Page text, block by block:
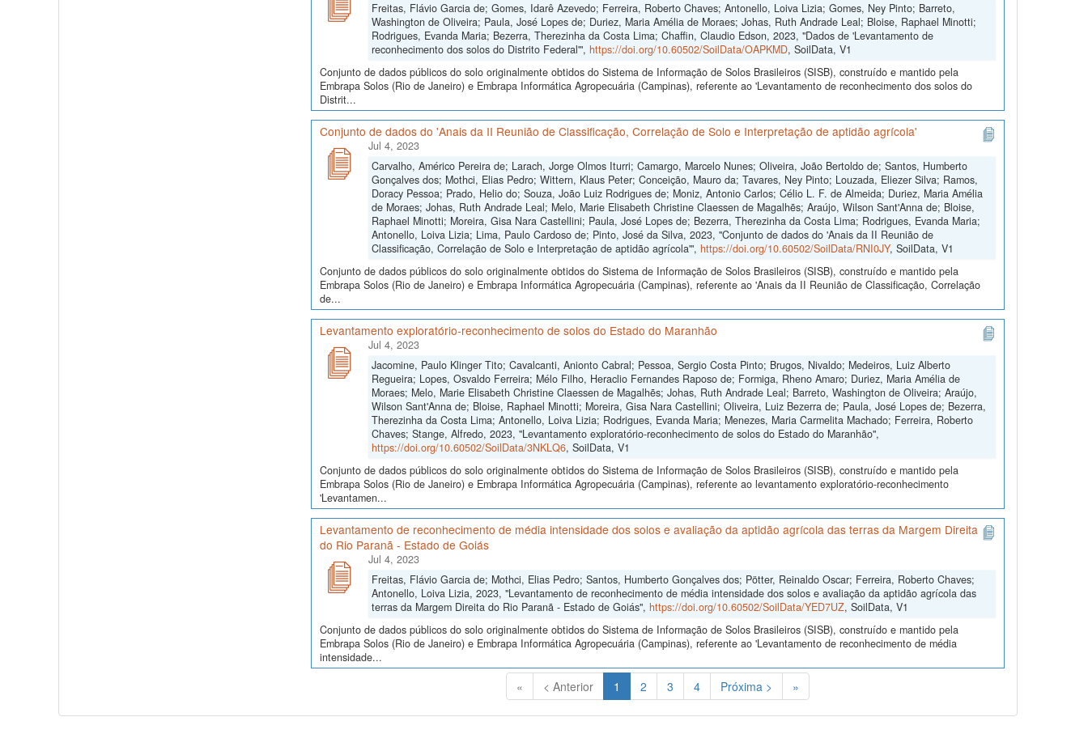
Freitas, Flávio Garcia de; Gomes, Idarê Azevedo; Ferreira, Roberto Chaves; Antonello, Loiva Lizia; Gomes, Ney Pinto; Barreto,
Washington de Oliveira; Paula, José Lopes de; Duriez, Maria Amélia de Moraes; Johas, Ruth Andrade Leal; Bloise, Raphael Minotti;
Rodrigues, Evanda Maria; Bezerra, Therezinha da Costa Lima; Chaffin, Claudio Edson, 2023, "Dados de 'Levantamento de
reconhecimento dos solos do Distrito Federal'", https://doi.org/10.60502/SoilData/OAPKMD, SoilData, V1
Conjunto de dados públicos do solo originalmente obtidos do Sistema de Informação de Solos Brasileiros (SISB), construído e mantido pela
Embrapa Solos (Rio de Janeiro) e Embrapa Informática Agropecuária (Campinas), referente ao 'Levantamento de reconhecimento dos solos do
Distrit...
Conjunto de dados do 'Anais da II Reunião de Classificação, Correlação de Solo e Interpretação de aptidão agrícola'
Jul 4, 2023
Carvalho, Américo Pereira de; Larach, Jorge Olmos Iturri; Camargo, Marcelo Nunes; Oliveira, João Bertoldo de; Santos, Humberto
Gonçalves dos; Mothci, Elias Pedro; Wittern, Klaus Peter; Conceição, Mauro da; Tavares, Ney Pinto; Louzada, Eliezer Silva; Ramos,
Doracy Pessoa; Prado, Helio do; Souza, João Luiz Rodrigues de; Moniz, Antonio Carlos; Célio L. F. de Almeida; Duriez, Maria Amélia
de Moraes; Johas, Ruth Andrade Leal; Melo, Marie Elisabeth Christine Claessen de Magalhẽs; Araújo, Wilson Sant'Anna de; Bloise,
Raphael Minotti; Moreira, Gisa Nara Castellini; Paula, José Lopes de; Bezerra, Therezinha da Costa Lima; Rodrigues, Evanda Maria;
Antonello, Loiva Lizia; Lima, Paulo Cardoso de; Pinto, José da Silva, 2023, "Conjunto de dados do 'Anais da II Reunião de
Classificação, Correlação de Solo e Interpretação de aptidão agrícola'", https://doi.org/10.60502/SoilData/RNI0JY, SoilData, V1
Conjunto de dados públicos do solo originalmente obtidos do Sistema de Informação de Solos Brasileiros (SISB), construído e mantido pela
Embrapa Solos (Rio de Janeiro) e Embrapa Informática Agropecuária (Campinas), referente ao 'Anais da II Reunião de Classificação, Correlação
de...
Levantamento exploratório-reconhecimento de solos do Estado do Maranhão
Jul 4, 2023
Jacomine, Paulo Klinger Tito; Cavalcanti, Anionto Cabral; Pessoa, Sergio Costa Pinto; Brugos, Nivaldo; Medeiros, Luiz Alberto
Regueira; Lopes, Osvaldo Ferreira; Mélo Filho, Heraclio Fernandes Raposo de; Formiga, Rheno Amaro; Duriez, Maria Amélia de
Moraes; Melo, Marie Elisabeth Christine Claessen de Magalhẽs; Johas, Ruth Andrade Leal; Barreto, Washington de Oliveira; Araújo,
Wilson Sant'Anna de; Bloise, Raphael Minotti; Moreira, Gisa Nara Castellini; Oliveira, Luiz Bezerra de; Paula, José Lopes de; Bezerra,
Therezinha da Costa Lima; Antonello, Loiva Lizia; Rodrigues, Evanda Maria; Menezes, Maria Carmelita Machado; Ferreira, Roberto
Chaves; Stange, Alfredo, 2023, "Levantamento exploratório-reconhecimento de solos do Estado do Maranhão",
https://doi.org/10.60502/SoilData/3NKLQ6, SoilData, V1
Conjunto de dados públicos do solo originalmente obtidos do Sistema de Informação de Solos Brasileiros (SISB), construído e mantido pela
Embrapa Solos (Rio de Janeiro) e Embrapa Informática Agropecuária (Campinas), referente ao levantamento exploratório-reconhecimento
'Levantamen...
Levantamento de reconhecimento de média intensidade dos solos e avaliação da aptidão agrícola das terras da Margem Direita
do Rio Paranã - Estado de Goiás
Jul 4, 2023
Freitas, Flávio Garcia de; Mothci, Elias Pedro; Santos, Humberto Gonçalves dos; Pötter, Reinaldo Oscar; Ferreira, Roberto Chaves;
Antonello, Loiva Lizia, 2023, "Levantamento de reconhecimento de média intensidade dos solos e avaliação da aptidão agrícola das
terras da Margem Direita do Rio Paranã - Estado de Goiás", https://doi.org/10.60502/SoilData/YED7UZ, SoilData, V1
Conjunto de dados públicos do solo originalmente obtidos do Sistema de Informação de Solos Brasileiros (SISB), construído e mantido pela
Embrapa Solos (Rio de Janeiro) e Embrapa Informática Agropecuária (Campinas), referente ao 'Levantamento de reconhecimento de média
intensidade...
« < Anterior 1 (Atual)
2 3 4 Próxima > »